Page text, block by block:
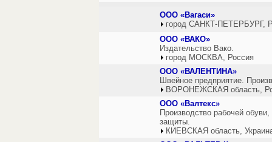
ООО «Вагаси»
город САНКТ-ПЕТЕРБУРГ,
ООО «ВАКО»
Издательство Вако.
город МОСКВА, Россия
ООО «ВАЛЕНТИНА»
Швейное предприятие.
ВОРОНЕЖСКАЯ область,
ООО «Валтекс»
Производство рабочей
защиты.
КИЕВСКАЯ область,